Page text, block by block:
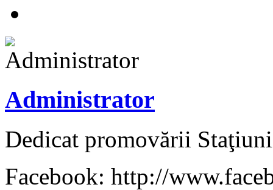
Administrator
Dedicat promovării
Facebook: http://